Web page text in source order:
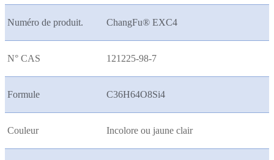
Numéro de produit. ChangFu® EXC4
N° CAS 121225-98-7
Formule C36H64O8Si4
Couleur Incolore ou jaune clair